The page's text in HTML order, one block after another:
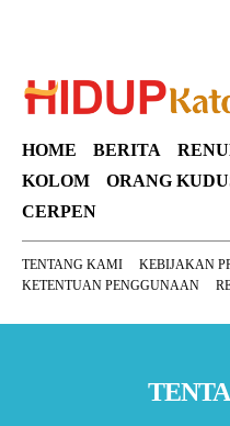
HOME BERITA
KOLOM
ORANG
CERPEN
TENTANG KAMI
KEBIJAKAN
KETENTUAN PENGGUNAAN